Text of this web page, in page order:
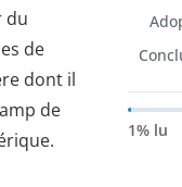
du
de
dont il
de
1% lu